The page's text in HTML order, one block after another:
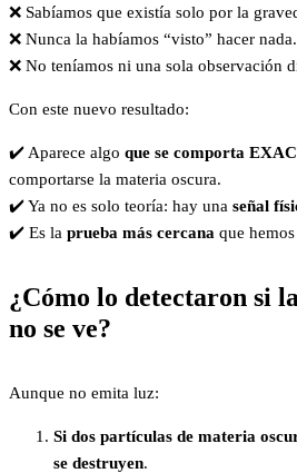
❌ Sabíamos que existía solo por la
❌ Nunca la habíamos “visto” hacer nada.
❌ No teníamos ni una sola observación
Con este nuevo resultado:
✔️ Aparece algo que se comporta
comportarse la materia oscura.
✔️ Ya no es solo teoría: hay una señal
✔️ Es la prueba más cercana que
¿Cómo lo detectaron si
no se ve?
Aunque no emita luz:
Si dos partículas de materia
se destruyen.